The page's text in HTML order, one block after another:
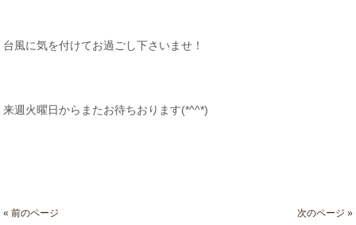
台風に気を付けてお過ごし下さいませ！
来週火曜日からまたお待ちおります(*^^*)
« 前のページ 次のページ »